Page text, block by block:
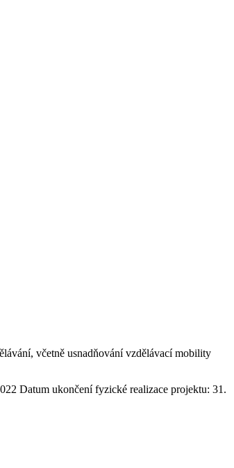
včetně usnadňování vzdělávací mobility
Datum ukončení fyzické realizace projektu: 31.